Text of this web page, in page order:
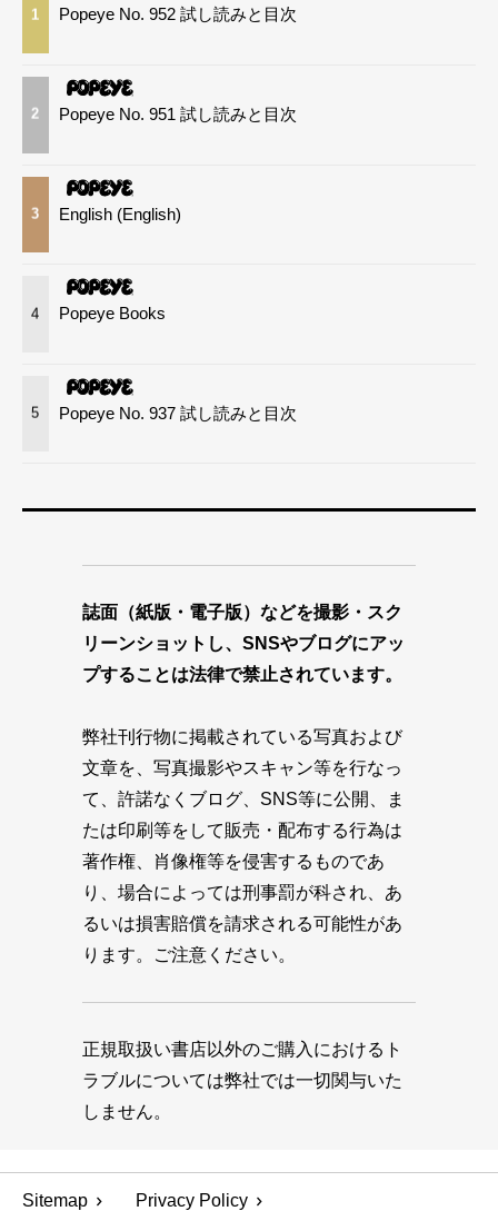
1 Popeye No. 952 試し読みと目次
2 Popeye No. 951 試し読みと目次
3 English (English)
4 Popeye Books
5 Popeye No. 937 試し読みと目次
誌面（紙版・電子版）などを撮影・スク
リーンショットし、SNSやブログにアッ
プすることは法律で禁止されています。
弊社刊行物に掲載されている写真および
文章を、写真撮影やスキャン等を行なっ
て、許諾なくブログ、SNS等に公開、ま
たは印刷等をして販売・配布する行為は
著作権、肖像権等を侵害するものであ
り、場合によっては刑事罰が科され、あ
るいは損害賠償を請求される可能性があ
ります。ご注意ください。
正規取扱い書店以外のご購入におけるト
ラブルについては弊社では一切関与いた
しません。
Sitemap Privacy Policy